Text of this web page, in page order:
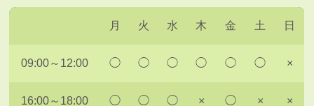
月 火 水 木 金 土 日
09:00～12:00 ◯ ◯ ◯ ◯ ◯ ◯ ×
16:00～18:00 ◯ ◯ ◯ × ◯ × ×